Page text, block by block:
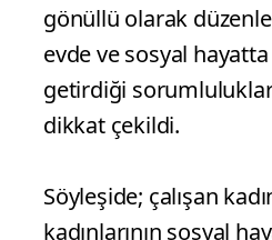
gönüllü olarak
evde ve sosyal hayatta
getirdiği
dikkat çekildi.
Söyleşide; çalışan
kadınlarının sosyal